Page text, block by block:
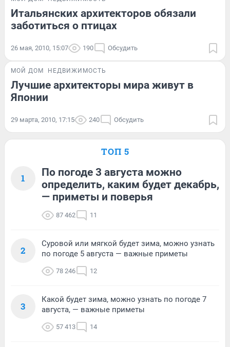
Итальянских архитекторов обязали
заботиться о птицах
26 мая, 2010, 15:07 190 Обсудить
МОЙ ДОМ НЕДВИЖИМОСТЬ
Лучшие архитекторы мира живут в
Японии
29 марта, 2010, 17:15 240 Обсудить
ТОП 5
1
По погоде 3 августа можно
определить, каким будет декабрь,
— приметы и поверья
87 462 11
2
Суровой или мягкой будет зима, можно узнать
по погоде 5 августа — важные приметы
78 246 12
3
Какой будет зима, можно узнать по погоде 7
августа, — важные приметы
57 413 14